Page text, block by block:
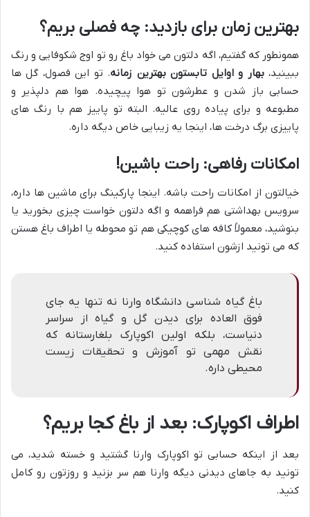
بهترین زمان برای بازدید: چه فصلی بریم؟
همونطور که گفتیم، اگه دلتون می خواد باغ رو تو اوج شکوفایی و رنگ
ببینید،بهار و اوایل تابستون بهترین زمانه. تو این فصول، گل ها
حسابی باز شدن و عطرشون تو هوا پیچیده. هوا هم دلپذیر و
مطبوعه و برای پیاده روی عالیه. البته تو پاییز هم با رنگ های
پاییزی برگ درخت ها، اینجا یه زیبایی خاص دیگه داره.
امکانات رفاهی: راحت باشین!
خیالتون از امکانات راحت باشه. اینجا پارکینگ برای ماشین ها داره،
سرویس بهداشتی هم فراهمه و اگه دلتون خواست چیزی بخورید یا
بنوشید، معمولاً کافه های کوچیکی هم تو محوطه یا اطراف باغ هستن
که می تونید ازشون استفاده کنید.
باغ گیاه شناسی دانشگاه وارنا نه تنها یه جای
فوق العاده برای دیدن گل و گیاه از سراسر
دنیاست، بلکه اولین اکوپارک بلغارستانه که
نقش مهمی تو آموزش و تحقیقات زیست
محیطی داره.
اطراف اکوپارک: بعد از باغ کجا بریم؟
بعد از اینکه حسابی تو اکوپارک وارنا گشتید و خسته شدید، می
تونید به جاهای دیدنی دیگه وارنا هم سر بزنید و روزتون رو کامل
کنید.